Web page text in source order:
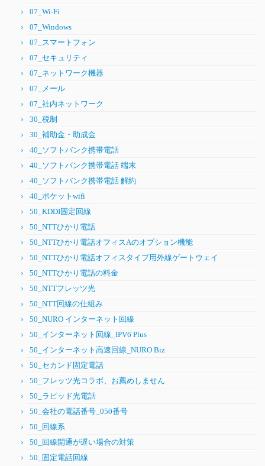
07_Wi-Fi
07_Windows
07_スマートフォン
07_セキュリティ
07_ネットワーク機器
07_メール
07_社内ネットワーク
30_税制
30_補助金・助成金
40_ソフトバンク携帯電話
40_ソフトバンク携帯電話 端末
40_ソフトバンク携帯電話 解約
40_ポケットwifi
50_KDDI固定回線
50_NTTひかり電話
50_NTTひかり電話オフィスAのオプション機能
50_NTTひかり電話オフィスタイプ用外線ゲートウェイ
50_NTTひかり電話の料金
50_NTTフレッツ光
50_NTT回線の仕組み
50_NURO インターネット回線
50_インターネット回線_IPV6 Plus
50_インターネット高速回線_NURO Biz
50_セカンド固定電話
50_フレッツ光コラボ、お薦めしません
50_ラピッド光電話
50_会社の電話番号_050番号
50_回線系
50_回線開通が遅い場合の対策
50_固定電話回線